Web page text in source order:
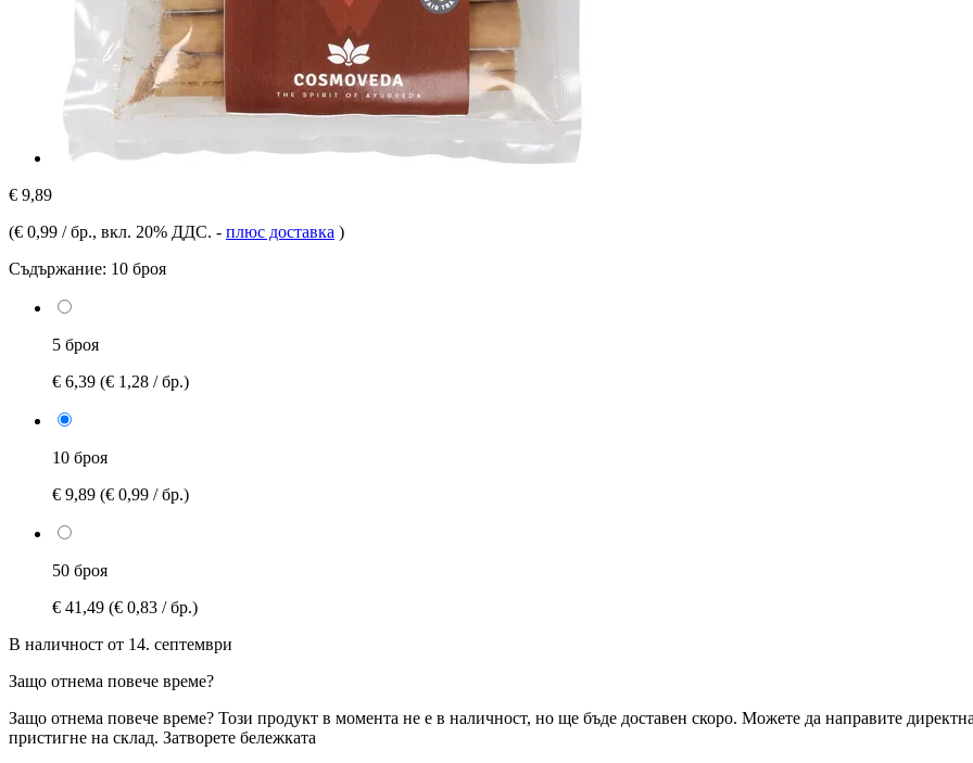
€ 9,89
(€ 0,99 / бр., вкл. 20% ДДС. - плюс доставка )
Съдържание: 10 броя
5 броя
€ 6,39 (€ 1,28 / бр.)
10 броя
€ 9,89 (€ 0,99 / бр.)
50 броя
€ 41,49 (€ 0,83 / бр.)
В наличност от 14. септември
Защо отнема повече време?
Защо отнема повече време? Този продукт в момента не е в наличност, но ще бъде доставен скоро. Можете да направите
пристигне на склад. Затворете бележката